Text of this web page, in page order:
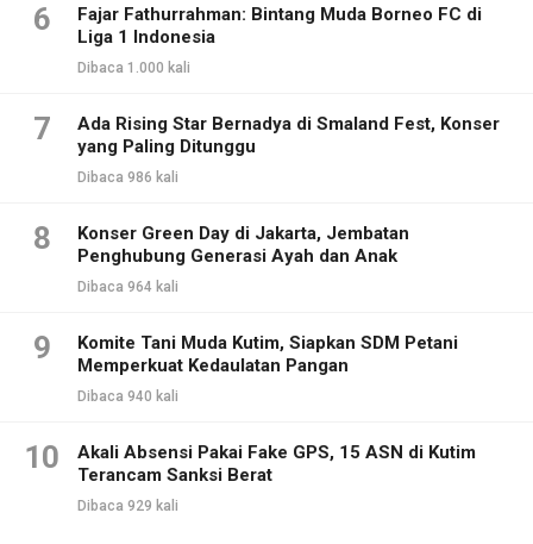
6
Fajar Fathurrahman: Bintang Muda Borneo FC di
Liga 1 Indonesia
Dibaca 1.000 kali
7
Ada Rising Star Bernadya di Smaland Fest, Konser
yang Paling Ditunggu
Dibaca 986 kali
8
Konser Green Day di Jakarta, Jembatan
Penghubung Generasi Ayah dan Anak
Dibaca 964 kali
9
Komite Tani Muda Kutim, Siapkan SDM Petani
Memperkuat Kedaulatan Pangan
Dibaca 940 kali
10
Akali Absensi Pakai Fake GPS, 15 ASN di Kutim
Terancam Sanksi Berat
Dibaca 929 kali